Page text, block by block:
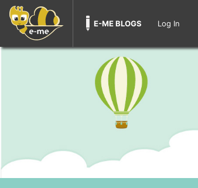
E-ME BLOGS Log In